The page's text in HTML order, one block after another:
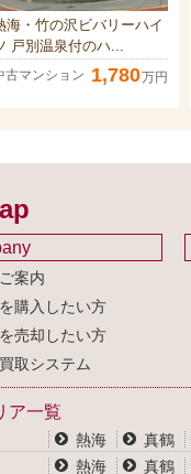
海・竹の沢ビバリーハイ
戸別温泉付のハ...
古マンション 1,780万円
案内
購入したい方
売却したい方
取システム
ア一覧
熱海
真鶴
熱海
真鶴